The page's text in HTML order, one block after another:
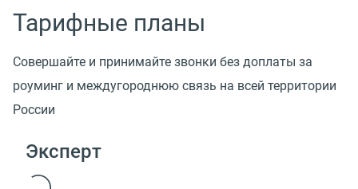
Тарифные планы
Совершайте и принимайте звонки без доплаты за
роуминг и междугороднюю связь на всей территории
России
Эксперт